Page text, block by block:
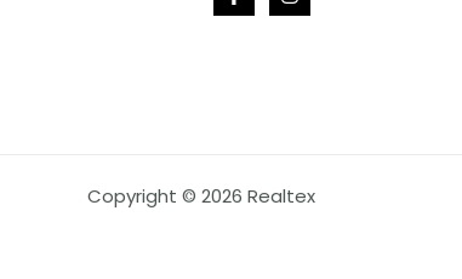
Copyright © 2026 Realtex